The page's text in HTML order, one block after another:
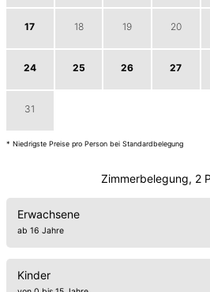
17 18 19 20
24 25 26 27
31
* Niedrigste Preise pro Person bei Standardbelegung
Zimmerbelegung, 2
Erwachsene
ab 16 Jahre
Kinder